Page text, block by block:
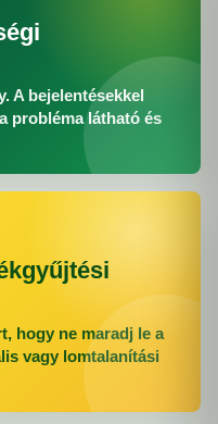
A bejelentésekkel
probléma látható és
hogy ne maradj le a
vagy lomtalanítási